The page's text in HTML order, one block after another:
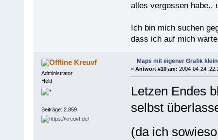
alles vergessen habe..
Ich bin mich suchen
dass ich auf mich
Kreuvf
Administrator
Held
Beiträge: 2.859
Maps mit eigener Grafik
« Antwort #10 am: 2004-04-24,
Letzen Endes
selbst
(da ich